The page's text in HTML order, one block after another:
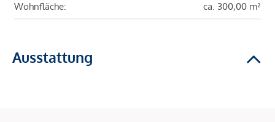
Wohnfläche: ca. 300,00 m²
Ausstattung